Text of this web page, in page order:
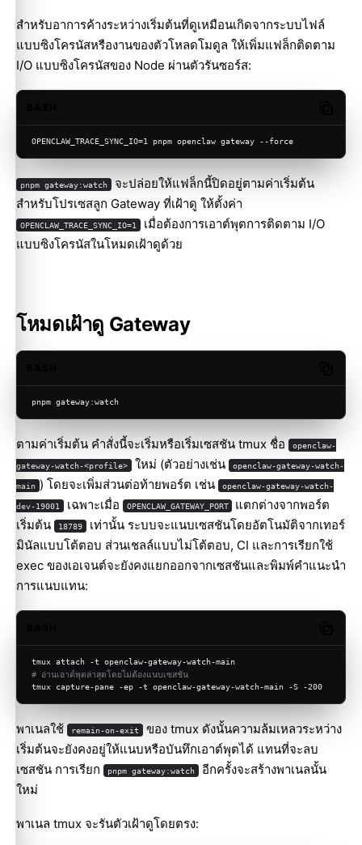
สำหรับอาการค้างระหว่างเริ่มต้นที่ดูเหมือนเกิดจากระบบไฟล์
แบบซิงโครนัสหรืองานของตัวโหลดโมดูล ให้เพิ่มแฟล็กติดตาม
I/O แบบซิงโครนัสของ Node ผ่านตัวรันซอร์ส:
OPENCLAW_TRACE_SYNC_IO=1 pnpm openclaw gateway --force
pnpm gateway:watch จะปล่อยให้แฟล็กนี้ปิดอยู่ตามค่าเริ่มต้น
สำหรับโปรเซสลูก Gateway ที่เฝ้าดู ให้ตั้งค่า
OPENCLAW_TRACE_SYNC_IO=1 เมื่อต้องการเอาต์พุตการติดตาม I/O
แบบซิงโครนัสในโหมดเฝ้าดูด้วย
โหมดเฝ้าดู Gateway
pnpm gateway:watch
ตามค่าเริ่มต้น คำสั่งนี้จะเริ่มหรือเริ่มเซสชัน tmux ชื่อ openclaw-
gateway-watch-<profile> ใหม่ (ตัวอย่างเช่น openclaw-gateway-watch-
main ) โดยจะเพิ่มส่วนต่อท้ายพอร์ต เช่น openclaw-gateway-watch-
dev-19001 เฉพาะเมื่อ OPENCLAW_GATEWAY_PORT
แตกต่างจากพอร์ต
เริ่มต้น
18789 เท่านั้น ระบบจะแนบเซสชันโดยอัตโนมัติจากเทอร์
มินัลแบบโต้ตอบ ส่วนเชลล์แบบไม่โต้ตอบ, CI และการเรียกใช้
exec ของเอเจนต์จะยังคงแยกออกจากเซสชันและพิมพ์คำแนะนำ
การแนบแทน:
tmux attach -t openclaw-gateway-watch-main
# อ่านเอาต์พุตล่าสุดโดยไม่ต้องแนบเซสชัน
tmux capture-pane -ep -t openclaw-gateway-watch-main -S -200
พาเนลใช้ remain-on-exit ของ tmux ดังนั้นความล้มเหลวระหว่าง
เริ่มต้นจะยังคงอยู่ให้แนบหรือบันทึกเอาต์พุตได้ แทนที่จะลบ
เซสชัน การเรียก
pnpm gateway:watch อีกครั้งจะสร้างพาเนลนั้น
ใหม่
พาเนล tmux จะรันตัวเฝ้าดูโดยตรง: